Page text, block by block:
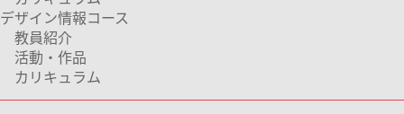
デザイン情報コース
教員紹介
活動・作品
カリキュラム